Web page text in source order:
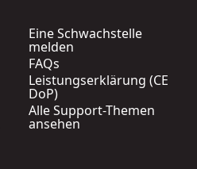
Eine Schwachstelle
melden
FAQs
Leistungserklärung (CE
DoP)
Alle Support-Themen
ansehen